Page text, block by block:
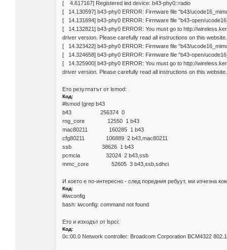
[ 4.617167] Registered led device: b43-phy0::radio
[ 14.130597] b43-phy0 ERROR: Firmware file "b43/
[ 14.131694] b43-phy0 ERROR: Firmware file "b43-open/
[ 14.132821] b43-phy0 ERROR: You must go to http://
driver version. Please carefully read all instructions on this website.
[ 14.323422] b43-phy0 ERROR: Firmware file "b43/
[ 14.324658] b43-phy0 ERROR: Firmware file "b43-open/
[ 14.325900] b43-phy0 ERROR: You must go to http://
driver version. Please carefully read all instructions on this website.
Ето резултатът от lsmod:
Код:
#lsmod |grep b43
b43 256374 0
rng_core 12550 1 b43
mac80211 160285 1 b43
cfg80211 106889 2 b43,mac80211
ssb 38626 1 b43
pcmcia 32024 2 b43,ssb
mmc_core 52605 3 b43,ssb,sdhci
И което е по-интересно - след поредния ребуут, ми изчезна
Код:
#iwconfig
bash: iwconfig: command not found
Eто и изходът от lspci:
Код:
0c:00.0 Network controller: Broadcom Corporation BCM4322